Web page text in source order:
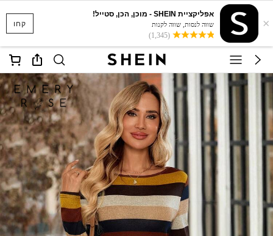
קחו ×
אפליקציית SHEIN - מוכן, הכן, סטייל!
שווה לנסות, שווה לקנות
(1,345)